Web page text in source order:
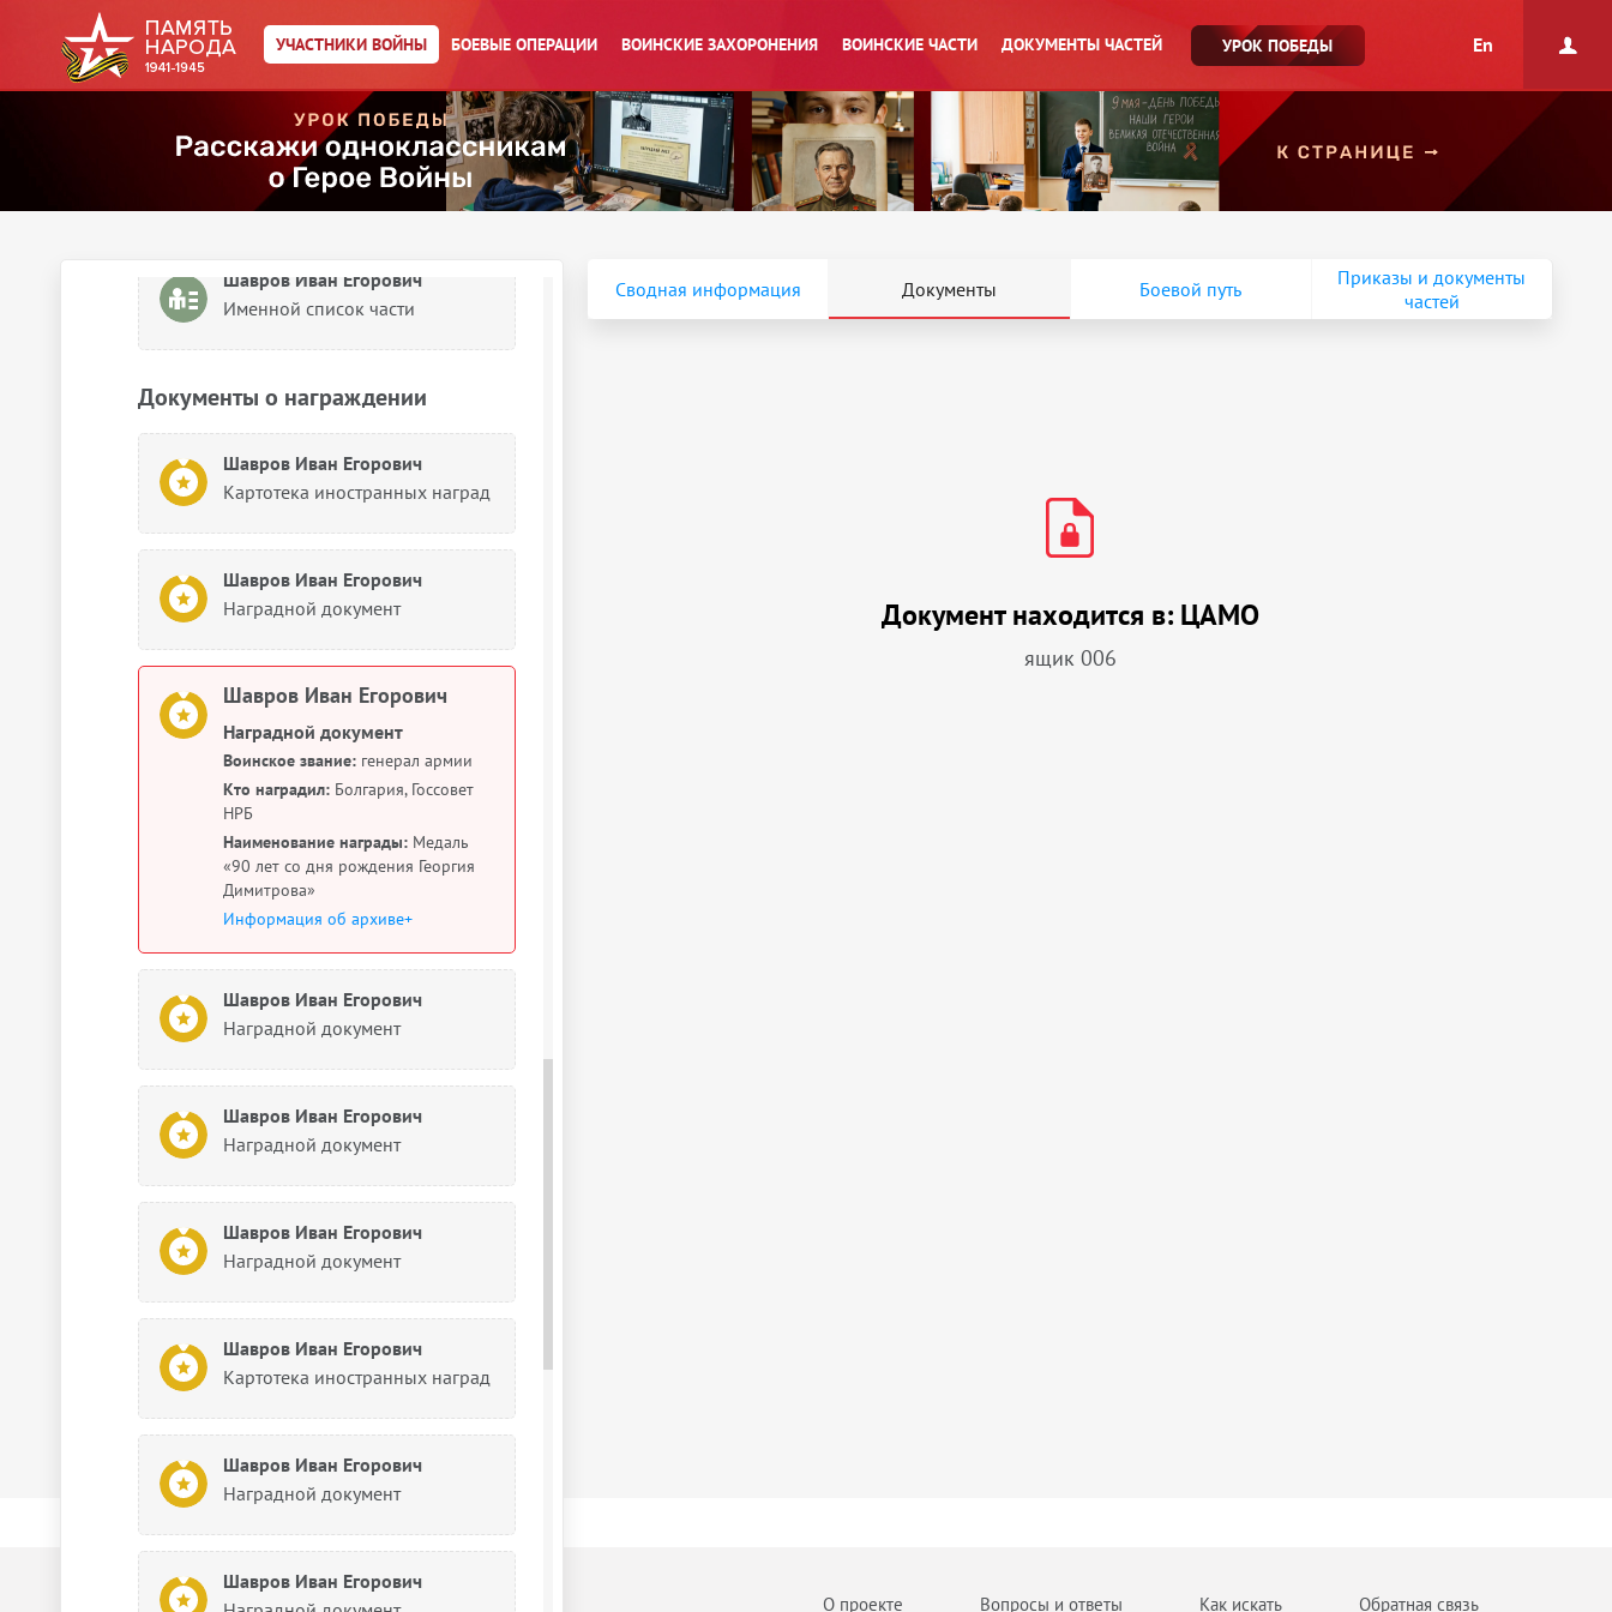
УЧАСТНИКИ ВОЙНЫ БОЕВЫЕ ОПЕРАЦИИ ВОИНСКИЕ ЗАХОРОНЕНИЯ ВОИНСКИЕ ЧАСТИ ДОКУМЕНТЫ ЧАСТЕЙ УРОК ПОБЕДЫ En
Документы без привязки к году
Сведения о личном составе
Шавров Иван Егорович
Именной список части
Шавров Иван Егорович
Именной список части
Документы о награждении
Шавров Иван Егорович
Картотека иностранных наград
Шавров Иван Егорович
Наградной документ
Шавров Иван Егорович
Наградной документ
Воинское звание: генерал армии
Кто наградил: Болгария, Госсовет
НРБ
Наименование награды: Медаль
«90 лет со дня рождения Георгия
Димитрова»
Информация об архиве+
Шавров Иван Егорович
Наградной документ
Шавров Иван Егорович
Наградной документ
Шавров Иван Егорович
Наградной документ
Шавров Иван Егорович
Картотека иностранных наград
Шавров Иван Егорович
Наградной документ
Шавров Иван Егорович
Сводная информация Документы Боевой путь
Приказы и документы
частей
Документ находится в: ЦАМО
ящик 006
О проекте Вопросы и ответы Как искать Обратная связь